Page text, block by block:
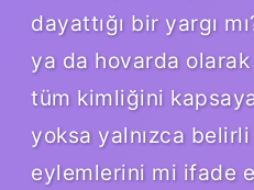
dayattığı bir yargı
ya da hovarda olarak
tüm kimliğini
yoksa yalnızca
eylemlerini mi ifade